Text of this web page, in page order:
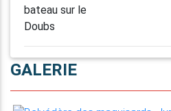
GALERIE